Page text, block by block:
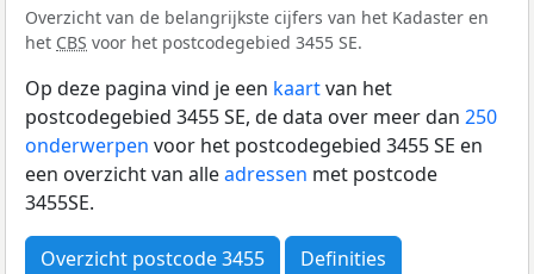
Overzicht van de belangrijkste cijfers van het Kadaster en
het CBS voor het postcodegebied 3455 SE.
Op deze pagina vind je een kaartvan het
postcodegebied 3455 SE, de data over meer dan 250
onderwerpen voor het postcodegebied 3455 SE en
een overzicht van alleadressen met postcode
3455SE.
Overzicht postcode 3455 Definities